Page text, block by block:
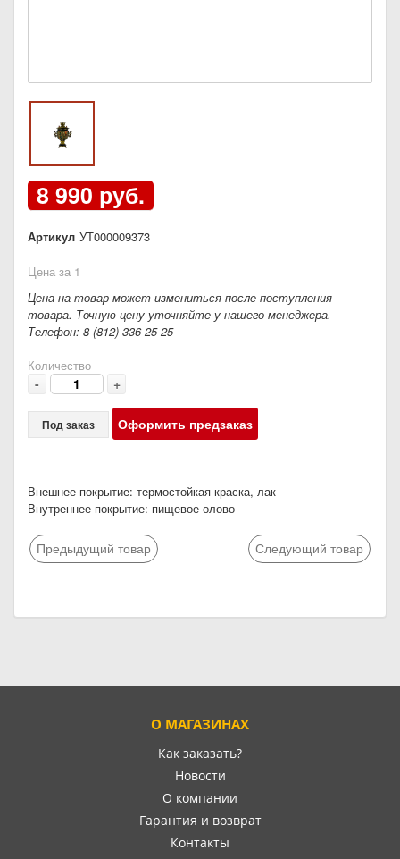
8 990 руб.
Артикул УТ000009373
Цена за 1
Цена на товар может измениться после поступления
товара. Точную цену уточняйте у нашего менеджера.
Телефон: 8 (812) 336-25-25
Количество
- +
Под заказ Оформить предзаказ
Внешнее покрытие: термостойкая краска, лак
Внутреннее покрытие: пищевое олово
Предыдущий товар Следующий товар
О МАГАЗИНАХ
Как заказать?
Новости
О компании
Гарантия и возврат
Контакты